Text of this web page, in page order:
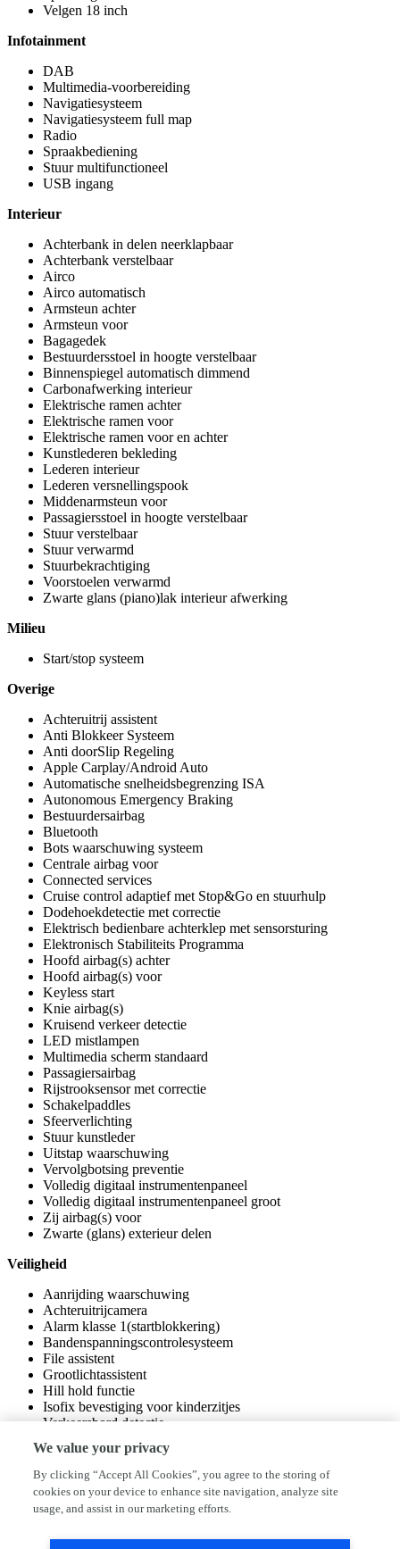
Velgen 18 inch
Infotainment
DAB
Multimedia-voorbereiding
Navigatiesysteem
Navigatiesysteem full map
Radio
Spraakbediening
Stuur multifunctioneel
USB ingang
Interieur
Achterbank in delen neerklapbaar
Achterbank verstelbaar
Airco
Airco automatisch
Armsteun achter
Armsteun voor
Bagagedek
Bestuurdersstoel in hoogte verstelbaar
Binnenspiegel automatisch dimmend
Carbonafwerking interieur
Elektrische ramen achter
Elektrische ramen voor
Elektrische ramen voor en achter
Kunstlederen bekleding
Lederen interieur
Lederen versnellingspook
Middenarmsteun voor
Passagiersstoel in hoogte verstelbaar
Stuur verstelbaar
Stuur verwarmd
Stuurbekrachtiging
Voorstoelen verwarmd
Zwarte glans (piano)lak interieur afwerking
Milieu
Start/stop systeem
Overige
Achteruitrij assistent
Anti Blokkeer Systeem
Anti doorSlip Regeling
Apple Carplay/Android Auto
Automatische snelheidsbegrenzing ISA
Autonomous Emergency Braking
Bestuurdersairbag
Bluetooth
Bots waarschuwing systeem
Centrale airbag voor
Connected services
Cruise control adaptief met Stop&Go en stuurhulp
Dodehoekdetectie met correctie
Elektrisch bedienbare achterklep met sensorsturing
Elektronisch Stabiliteits Programma
Hoofd airbag(s) achter
Hoofd airbag(s) voor
Keyless start
Knie airbag(s)
Kruisend verkeer detectie
LED mistlampen
Multimedia scherm standaard
Passagiersairbag
Rijstrooksensor met correctie
Schakelpaddles
Sfeerverlichting
Stuur kunstleder
Uitstap waarschuwing
Vervolgbotsing preventie
Volledig digitaal instrumentenpaneel
Volledig digitaal instrumentenpaneel groot
Zij airbag(s) voor
Zwarte (glans) exterieur delen
Veiligheid
Aanrijding waarschuwing
Achteruitrijcamera
Alarm klasse 1(startblokkering)
Bandenspanningscontrolesysteem
File assistent
Grootlichtassistent
Hill hold functie
Isofix bevestiging voor kinderzitjes
Verkeersbord detectie
Vermoeidheids herkenning
We value your privacy
By clicking “Accept All Cookies”, you agree to the storing of
cookies on your device to enhance site navigation, analyze site
usage, and assist in our marketing efforts.